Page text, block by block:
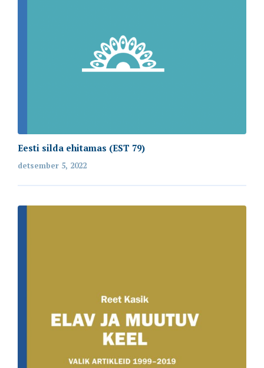
Eesti silda ehitamas (EST 79)
detsember 5, 2022